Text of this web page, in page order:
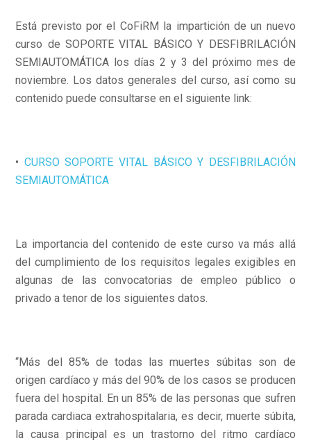
Está previsto por el CoFiRM la impartición de un nuevo
curso de SOPORTE VITAL BÁSICO Y DESFIBRILACIÓN
SEMIAUTOMÁTICA los días 2 y 3 del próximo mes de
noviembre. Los datos generales del curso, así como su
contenido puede consultarse en el siguiente link:
• CURSO SOPORTE VITAL BÁSICO Y DESFIBRILACIÓN
SEMIAUTOMÁTICA
La importancia del contenido de este curso va más allá
del cumplimiento de los requisitos legales exigibles en
algunas de las convocatorias de empleo público o
privado a tenor de los siguientes datos.
“Más del 85% de todas las muertes súbitas son de
origen cardíaco y más del 90% de los casos se producen
fuera del hospital. En un 85% de las personas que sufren
parada cardiaca extrahospitalaria, es decir, muerte súbita,
la causa principal es un trastorno del ritmo cardíaco